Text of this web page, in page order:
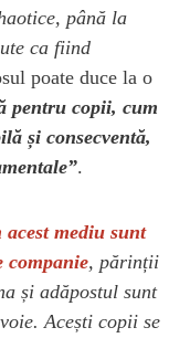
până la
ca fiind
poate duce la o
pentru copii, cum
și consecventă,
.
mediu sunt
companie, părinții
și adăpostul sunt
Acești copii se